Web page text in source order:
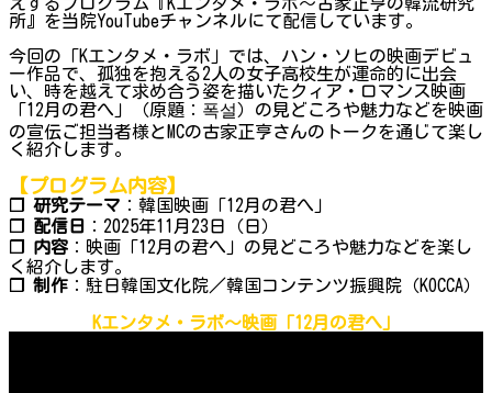
えするプログラム『Kエンタメ・ラボ～古家正亨の韓流研究
所』を当院YouTubeチャンネルにて配信しています。
今回の「Kエンタメ・ラボ」では、ハン・ソヒの映画デビュ
ー作品で、孤独を抱える2人の女子高校生が運命的に出会
い、時を越えて求め合う姿を描いたクィア・ロマンス映画
「12月の君へ」（原題：폭설）の見どころや魅力などを映画
の宣伝ご担当者様とMCの古家正亨さんのトークを通じて楽し
く紹介します。
【プログラム内容】
❐ 研究テーマ ：韓国映画「12月の君へ」
❐ 配信日
：2025年11月23日（日）
❐ 内容 ：映画「12月の君へ」の見どころや魅力などを楽し
く紹介します。
❐ 制作 ：駐日韓国文化院／韓国コンテンツ振興院（KOCCA）
Kエンタメ・ラボ～映画「12月の君へ」